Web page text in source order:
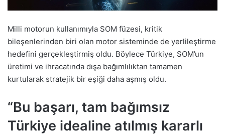
Milli motorun kullanımıyla SOM füzesi, kritik
bileşenlerinden biri olan motor sisteminde de yerlileştirme
hedefini gerçekleştirmiş oldu. Böylece Türkiye, SOM’un
üretimi ve ihracatında dışa bağımlılıktan tamamen
kurtularak stratejik bir eşiği daha aşmış oldu.
“Bu başarı, tam bağımsız
Türkiye idealine atılmış kararlı